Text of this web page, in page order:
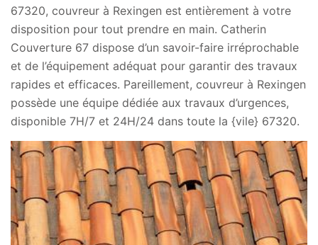
67320, couvreur à Rexingen est entièrement à votre
disposition pour tout prendre en main. Catherin
Couverture 67 dispose d’un savoir-faire irréprochable
et de l’équipement adéquat pour garantir des travaux
rapides et efficaces. Pareillement, couvreur à Rexingen
possède une équipe dédiée aux travaux d’urgences,
disponible 7H/7 et 24H/24 dans toute la {vile} 67320.